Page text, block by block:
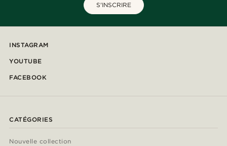
S'INSCRIRE
INSTAGRAM
YOUTUBE
FACEBOOK
CATÉGORIES
Nouvelle collection